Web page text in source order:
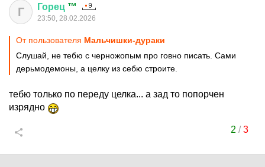
Г Горец ™
23:50, 28.02.2026
От пользователя Мальчишки-дураки
Слушай, не тебю с черножопым про говно писать. Сами
дерьмодемоны, а целку из себю строите.
тебю только по переду целка... а зад то попорчен
изрядно
2 /3